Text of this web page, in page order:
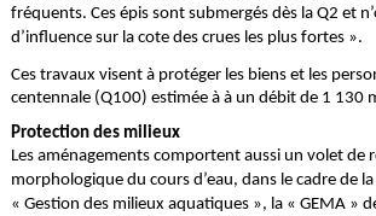
fréquents. Ces épis sont submergés dès la Q2 et
d’influence sur la cote des crues les plus fortes ».
Ces travaux visent à protéger les biens et les
centennale (Q100) estimée à à un débit de 1 130
Protection des milieux
Les aménagements comportent aussi un volet de
morphologique du cours d’eau, dans le cadre de
« Gestion des milieux aquatiques », la « GEMA »